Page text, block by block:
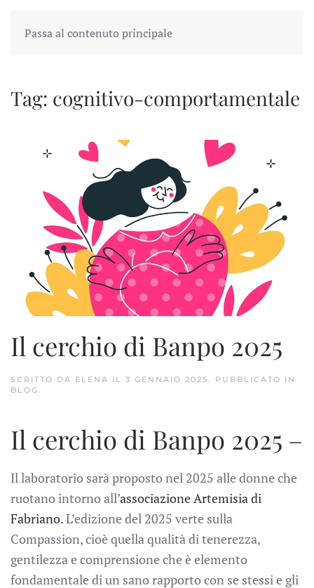
Passa al contenuto principale
Tag: cognitivo-comportamentale
Il cerchio di Banpo 2025
SCRITTO DA ELENA IL 3 GENNAIO 2025
. PUBBLICATO IN
BLOG
Il cerchio di Banpo 2025 –
Il laboratorio sarà proposto nel 2025 alle donne che
ruotano intorno all’associazione Artemisia di
Fabriano.L’edizione del 2025 verte sulla
Compassion, cioè quella qualità di tenerezza,
gentilezza e comprensione che è elemento
fondamentale di un sano rapporto con se stessi e gli